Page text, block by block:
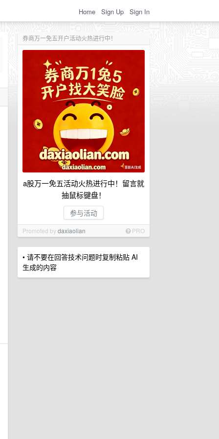
Home Sign Up Sign In
券商万一免五开户活动火热进行中！
a股万一免五活动火热进行中！留言就
抽鼠标键盘！
参与活动
Promoted bydaxiaolian PRO
• 请不要在回答技术问题时复制粘贴 AI
生成的内容